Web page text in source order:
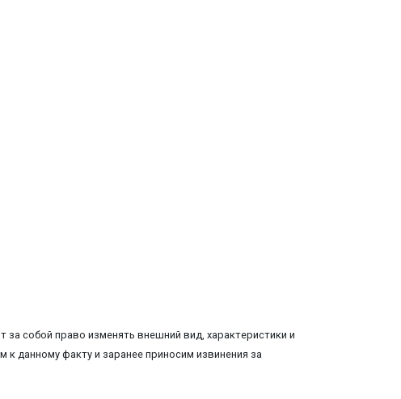
собой право изменять внешний вид, характеристики и
данному факту и заранее приносим извинения за